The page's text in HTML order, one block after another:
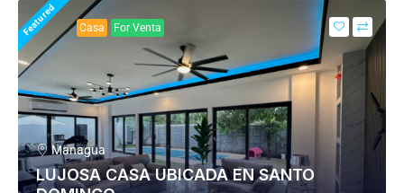
Featured Casa For Venta
Managua
LUJOSA CASA UBICADA EN SANTO